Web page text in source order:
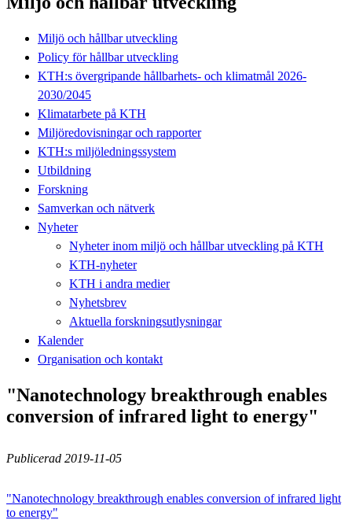
Miljö och hållbar utveckling
Policy för hållbar utveckling
KTH:s övergripande hållbarhets- och klimatmål 2026-
2030/2045
Klimatarbete på KTH
Miljöredovisningar och rapporter
KTH:s miljöledningssystem
Utbildning
Forskning
Samverkan och nätverk
Nyheter
Nyheter inom miljö och hållbar utveckling på KTH
KTH-nyheter
KTH i andra medier
Nyhetsbrev
Aktuella forskningsutlysningar
Kalender
Organisation och kontakt
"Nanotechnology breakthrough enables
conversion of infrared light to energy"
Publicerad 2019-11-05
"Nanotechnology breakthrough enables conversion of infrared light
to energy"